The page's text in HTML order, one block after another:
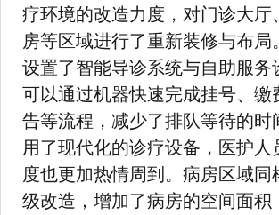
疗环境的改造力度，对门诊大厅
房等区域进行了重新装修与布局
设置了智能导诊系统与自助服务
可以通过机器快速完成挂号、缴
告等流程，减少了排队等待的时
用了现代化的诊疗设备，医护人
度也更加热情周到。病房区域同
级改造，增加了病房的空间面积